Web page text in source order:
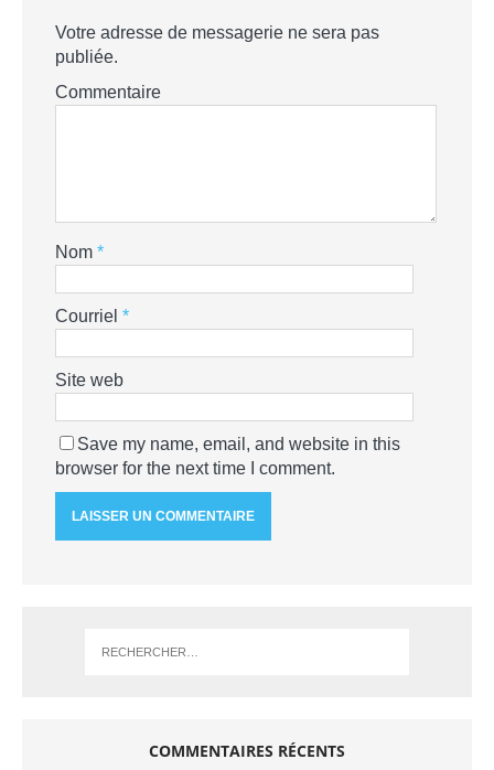
Votre adresse de messagerie ne sera pas
publiée.
Commentaire
Nom *
Courriel *
Site web
Save my name, email, and website in this
browser for the next time I comment.
COMMENTAIRES RÉCENTS